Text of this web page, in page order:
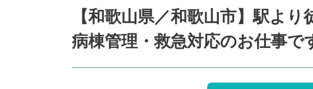
【和歌山県／和歌山市】駅よ
病棟管理・救急対応のお仕事で